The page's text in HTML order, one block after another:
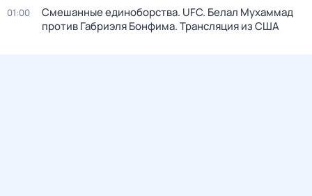
01:00
Смешанные единоборства. UFC. Белал Мухаммад
против Габриэля Бонфима. Трансляция из США